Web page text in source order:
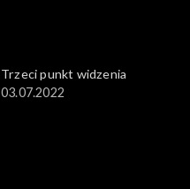
Trzeci punkt widzenia
03.07.2022